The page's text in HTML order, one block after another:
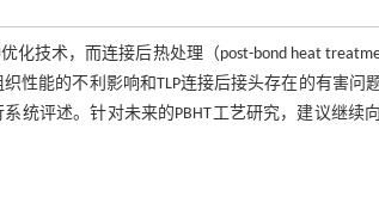
化技术，而连接后热处理（post-bond heat
性能的不利影响和TLP连接后接头存在的有害问
统评述。针对未来的PBHT工艺研究，建议继续